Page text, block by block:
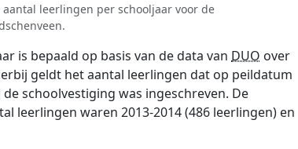
leerlingen per schooljaar voor de
is bepaald op basis van de data van DUO over
geldt het aantal leerlingen dat op peildatum
schoolvestiging was ingeschreven. De
leerlingen waren 2013-2014 (486 leerlingen) en